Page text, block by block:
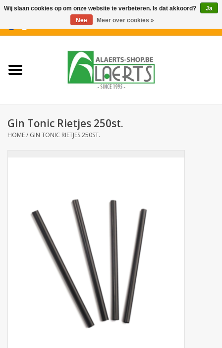
Nieuwigheden
Koffiekoekjes
Aperitiefkoekjes
Snoeppot-Snoep
Gin Tonic Rietjes 250st.
HOME/ GIN TONIC RIETJES 250ST.
Wij slaan cookies op om onze website te verbeteren. Is dat akkoord?
Ja
Nee
Meer over cookies »